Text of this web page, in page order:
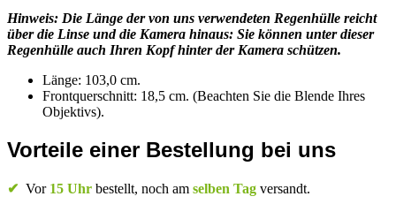
Hinweis: Die Länge der von uns verwendeten Regenhülle reicht
über die Linse und die Kamera hinaus: Sie können unter dieser
Regenhülle auch Ihren Kopf hinter der Kamera schützen.
Länge: 103,0 cm.
Frontquerschnitt: 18,5 cm. (Beachten Sie die Blende Ihres
Objektivs).
Vorteile einer Bestellung bei uns
✔ Vor 15 Uhr bestellt, noch am selben Tag versandt.